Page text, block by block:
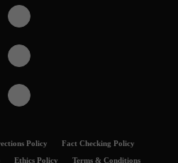
Fact Checking Policy
Policy
Terms & Conditions
Ethics Policy